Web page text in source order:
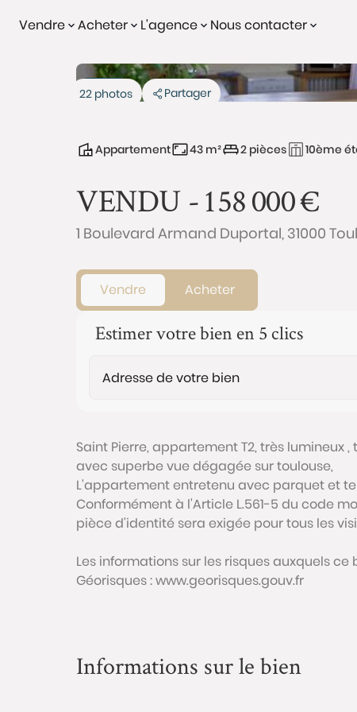
Vendre Acheter L'agence Nous contacter
Vendu
22 photos Partager
Appartement 43 m² 2 pièces 10ème
VENDU -158 000€
1 Boulevard Armand Duportal, 31000
Vendre Acheter
Estimer votre bien en 5 clics
Saint Pierre, appartement T2, très
avec superbe vue dégagée sur toulouse,
L'appartement entretenu avec parquet et
Conformément à l'Article L.561-5 du code
pièce d'identité sera exigée pour tous les
Les informations sur les risques auxquels
Géorisques : www.georisques.gouv.fr
Informations sur le bien